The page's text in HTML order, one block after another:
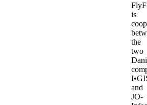
is
the
two
and
JO-